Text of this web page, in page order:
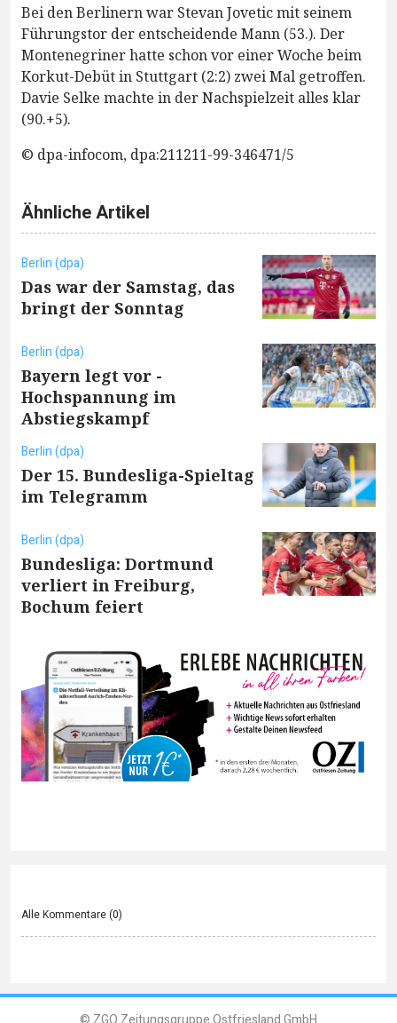
Bei den Berlinern war Stevan Jovetic mit seinem
Führungstor der entscheidende Mann (53.). Der
Montenegriner hatte schon vor einer Woche beim
Korkut-Debüt in Stuttgart (2:2) zwei Mal getroffen.
Davie Selke machte in der Nachspielzeit alles klar
(90.+5).
© dpa-infocom, dpa:211211-99-346471/5
Ähnliche Artikel
Berlin (dpa)
Das war der Samstag, das
bringt der Sonntag
Berlin (dpa)
Bayern legt vor -
Hochspannung im
Abstiegskampf
Berlin (dpa)
Der 15. Bundesliga-Spieltag
im Telegramm
Berlin (dpa)
Bundesliga: Dortmund
verliert in Freiburg,
Bochum feiert
Alle Kommentare (0)